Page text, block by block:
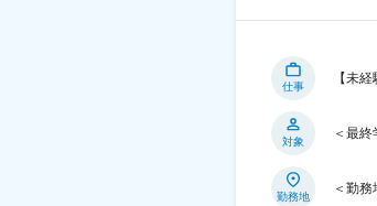
仕事
【未
対象
＜最
勤務地
＜勤